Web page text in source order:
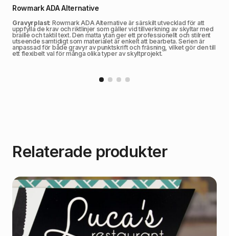
Rowmark ADA Alternative
Gravyrplast: Rowmark ADA Alternative är särskilt utvecklad för att
uppfylla de krav och riktlinjer som gäller vid tillverkning av skyltar med
braille och taktil text. Den matta ytan ger ett professionellt och stilrent
utseende samtidigt som materialet är enkelt att bearbeta. Serien är
anpassad för både gravyr av punktskrift och fräsning, vilket gör den till
ett flexibelt val för många olika typer av skyltprojekt.
Relaterade produkter